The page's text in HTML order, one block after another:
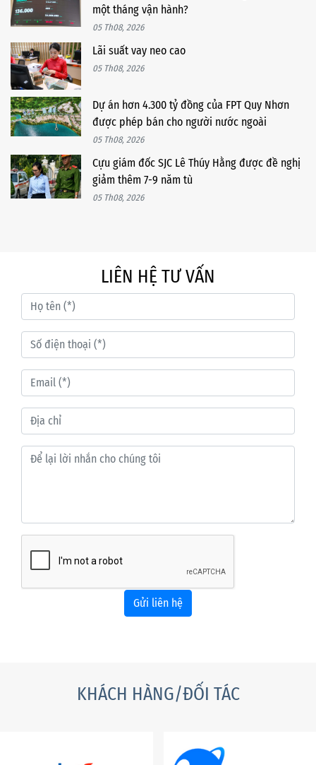
một tháng vận hành?
05 Th08, 2026
Lãi suất vay neo cao
05 Th08, 2026
Dự án hơn 4.300 tỷ đồng của FPT Quy Nhơn
được phép bán cho người nước ngoài
05 Th08, 2026
Cựu giám đốc SJC Lê Thúy Hằng được đề nghị
giảm thêm 7-9 năm tù
05 Th08, 2026
LIÊN HỆ TƯ VẤN
Gửi liên hệ
KHÁCH HÀNG/ĐỐI TÁC